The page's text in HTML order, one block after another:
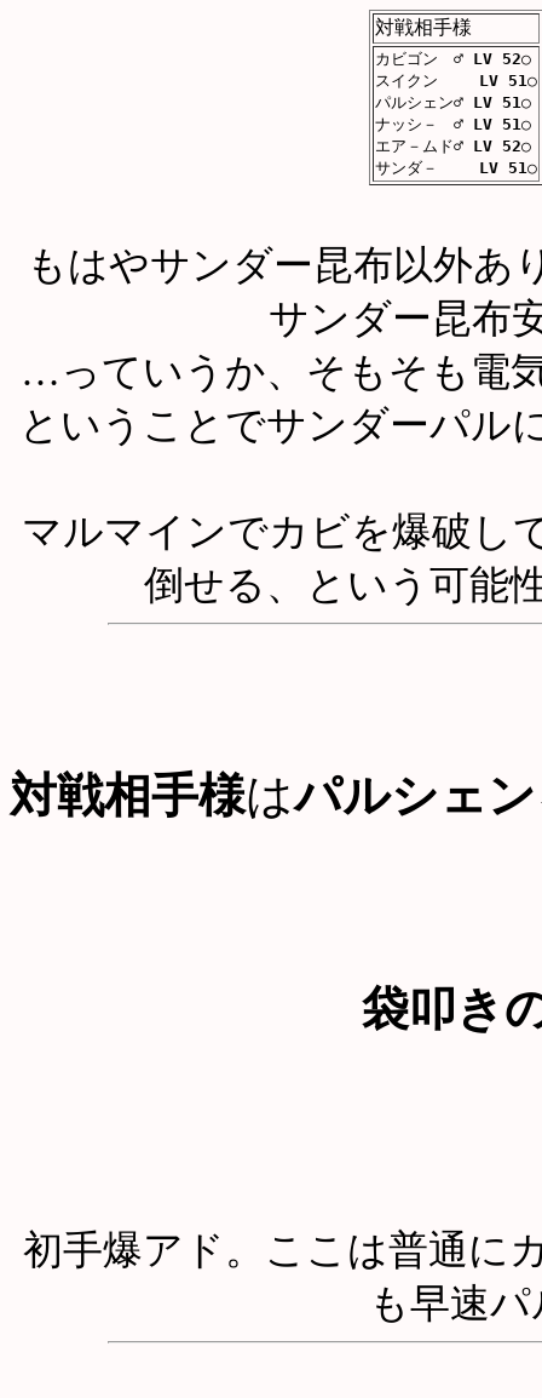
対戦相手様
カビゴン ♂ LV 52○
スイクン
LV 51○
パルシェン♂ LV 51○
ナッシ－ ♂ LV 51○
エア－ムド♂ LV 52○
サンダ－
LV 51○
もはやサンダー昆布以外あ
サンダー昆布
…っていうか、そもそも電
ということでサンダーパル
マルマインでカビを爆破し
倒せる、という可能
対戦相手様はパルシェン
袋叩き
初手爆アド。ここは普通に
も早速